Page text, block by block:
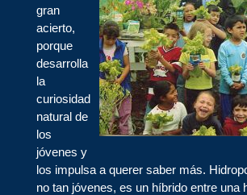
gran
acierto,
porque
desarrolla
la
curiosidad
natural de
los
jóvenes y
los impulsa a querer saber más.
no tan jóvenes, es un híbrido entre una